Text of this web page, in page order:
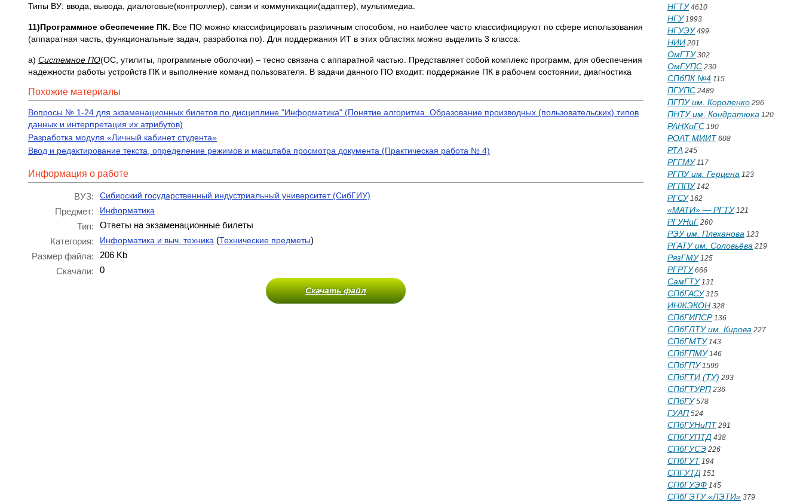
Типы ВУ: ввода, вывода, диалоговые(контроллер), связи и коммуникации(адаптер), мультимедиа.
11)Программное обеспечение ПК. Все ПО можно классифицировать различным способом, но наиболее часто классифицируют по сфере использования
(аппаратная часть, функциональные задач, разработка по). Для поддержания ИТ в этих областях можно выделить 3 класса:
а) Системное ПО(ОС, утилиты, программные оболочки) – тесно связана с аппаратной частью. Представляет собой комплекс программ, для обеспечения
надежности работы устройств ПК и выполнение команд пользователя. В задачи данного ПО входит: поддержание ПК в рабочем состоянии, диагностика
Похожие материалы
Вопросы № 1-24 для экзаменационных билетов по дисциплине "Информатика" (Понятие алгоритма. Образование производных (пользовательских) типов
данных и интерпретация их атрибутов)
Разработка модуля «Личный кабинет студента»
Ввод и редактирование текста, определение режимов и масштаба просмотра документа (Практическая работа № 4)
Информация о работе
ВУЗ: Сибирский государственный индустриальный университет (СибГИУ)
Предмет: Информатика
Тип:
Ответы на экзаменационные билеты
Категория:
Информатика и выч. техника (Технические предметы)
Размер файла:
206 Kb
Скачали:
0
Скачать файл
НГТУ4610
НГУ1993
НГУЭУ499
НИИ 201
ОмГТУ302
ОмГУПС 230
СПбПК №4 115
ПГУПС 2489
ПГПУ им. Короленко 296
ПНТУ им. Кондратюка 120
РАНХиГС 190
РОАТ МИИТ 608
РТА 245
РГГМУ117
РГПУ им. Герцена 123
РГППУ142
РГСУ162
«МАТИ» — РГТУ121
РГУНиГ 260
РЭУ им. Плеханова 123
РГАТУ им. Соловьёва 219
РязГМУ125
РГРТУ666
СамГТУ131
СПбГАСУ315
ИНЖЭКОН 328
СПбГИПСР136
СПбГЛТУ им. Кирова 227
СПбГМТУ143
СПбГПМУ146
СПбГПУ1599
СПбГТИ (ТУ) 293
СПбГТУРП 236
СПбГУ578
ГУАП 524
СПбГУНиПТ 291
СПбГУПТД 438
СПбГУСЭ 226
СПбГУТ 194
СПГУТД 151
СПбГУЭФ 145
СПбГЭТУ «ЛЭТИ» 379